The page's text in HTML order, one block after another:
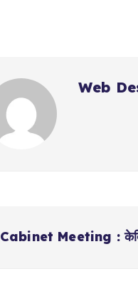
Web
Cabinet Meeting :